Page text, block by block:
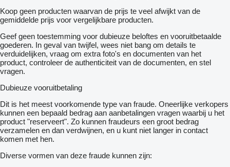
Koop geen producten waarvan de prijs te veel afwijkt van de
gemiddelde prijs voor vergelijkbare producten.
Geef geen toestemming voor dubieuze beloftes en vooruitbetaalde
goederen. In geval van twijfel, wees niet bang om details te
verduidelijken, vraag om extra foto's en documenten van het
product, controleer de authenticiteit van de documenten, en stel
vragen.
Dubieuze vooruitbetaling
Dit is het meest voorkomende type van fraude. Oneerlijke verkopers
kunnen een bepaald bedrag aan aanbetalingen vragen waarbij u het
product "reserveert". Zo kunnen fraudeurs een groot bedrag
verzamelen en dan verdwijnen, en u kunt niet langer in contact
komen met hen.
Diverse vormen van deze fraude kunnen zijn: